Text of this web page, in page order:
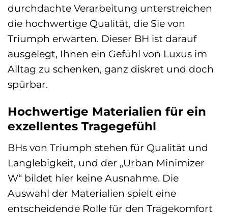
durchdachte Verarbeitung unterstreichen
die hochwertige Qualität, die Sie von
Triumph erwarten. Dieser BH ist darauf
ausgelegt, Ihnen ein Gefühl von Luxus im
Alltag zu schenken, ganz diskret und doch
spürbar.
Hochwertige Materialien für ein
exzellentes Tragegefühl
BHs von Triumph stehen für Qualität und
Langlebigkeit, und der „Urban Minimizer
W“ bildet hier keine Ausnahme. Die
Auswahl der Materialien spielt eine
entscheidende Rolle für den Tragekomfort